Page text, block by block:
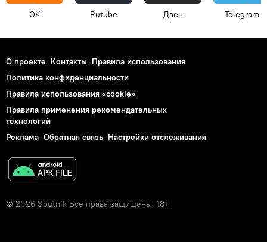
OK Rutube Дзен Telegram
О проекте Контакты Правила использования
Политика конфиденциальности
Правила использования «cookie»
Правила применения рекомендательных
технологий
Реклама Обратная связь Настройки отслеживания
© 2026 Sputnik Все права защищены. 18+